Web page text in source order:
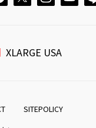
XLARGE USA
SITEPOLICY